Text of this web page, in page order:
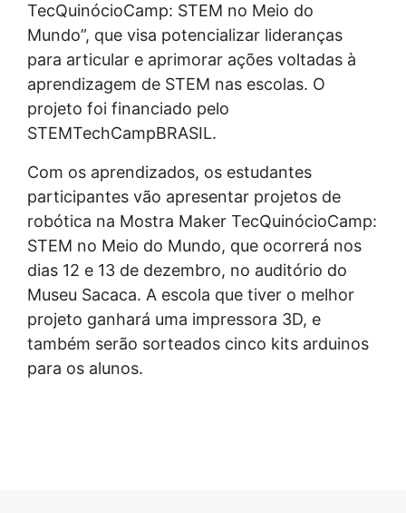
TecQuinócioCamp: STEM no Meio do
Mundo”, que visa potencializar lideranças
para articular e aprimorar ações voltadas à
aprendizagem de STEM nas escolas. O
projeto foi financiado pelo
STEMTechCampBRASIL.
Com os aprendizados, os estudantes
participantes vão apresentar projetos de
robótica na Mostra Maker TecQuinócioCamp:
STEM no Meio do Mundo, que ocorrerá nos
dias 12 e 13 de dezembro, no auditório do
Museu Sacaca. A escola que tiver o melhor
projeto ganhará uma impressora 3D, e
também serão sorteados cinco kits arduinos
para os alunos.